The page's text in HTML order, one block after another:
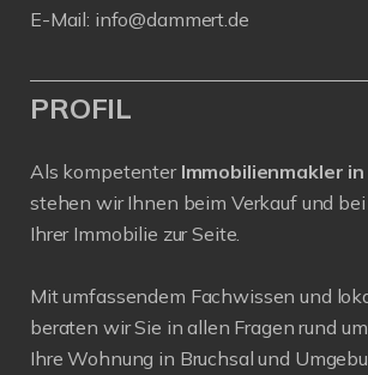
E-Mail: info@dammert.de
PROFIL
Als kompetenter Immobilienmakler
stehen wir Ihnen beim Verkauf und
Ihrer Immobilie zur Seite.
Mit umfassendem Fachwissen und
beraten wir Sie in allen Fragen rund
Ihre Wohnung in Bruchsal und